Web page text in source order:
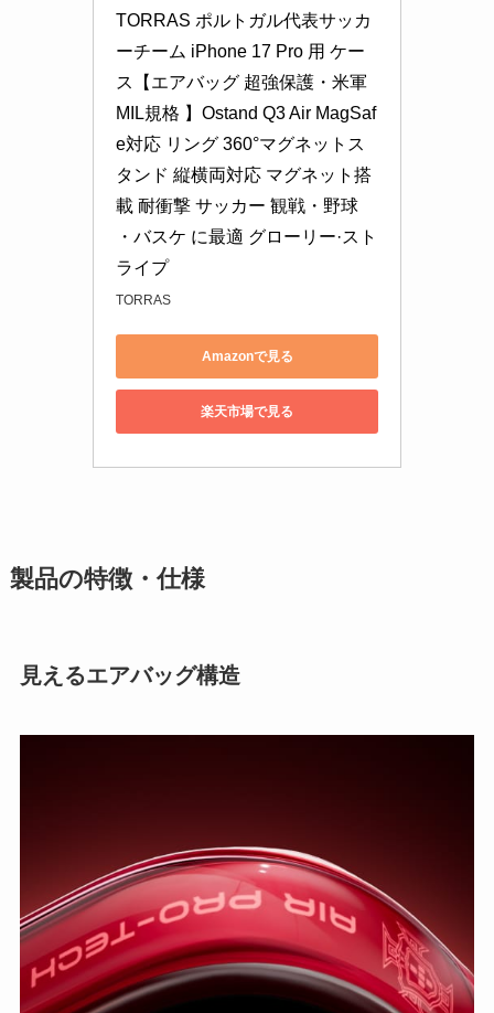
TORRAS ポルトガル代表サッカ
ーチーム iPhone 17 Pro 用 ケー
ス【エアバッグ 超強保護・米軍
MIL規格 】Ostand Q3 Air MagSaf
e対応 リング 360°マグネットス
タンド 縦横両対応 マグネット搭
載 耐衝撃 サッカー 観戦・野球
・バスケ に最適 グローリー·スト
ライプ
TORRAS
Amazonで見る
楽天市場で見る
製品の特徴・仕様
見えるエアバッグ構造